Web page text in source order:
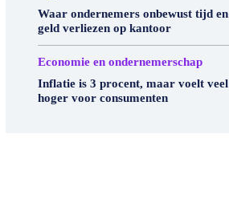
Waar ondernemers onbewust tijd en
geld verliezen op kantoor
Economie en ondernemerschap
Inflatie is 3 procent, maar voelt veel
hoger voor consumenten